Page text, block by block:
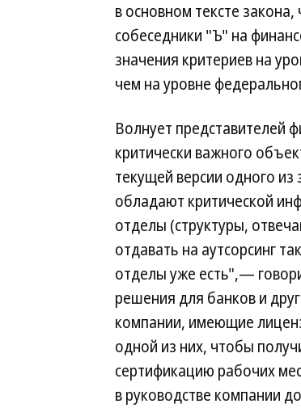
в основном тексте
собеседники "Ъ" на
значения критериев на
чем на уровне
Волнует представителей
критически важного
текущей версии одного
обладают критической
отделы (структуры,
отдавать на аутсорсинг
отделы уже есть",—
решения для банков и
компании, имеющие
одной из них, чтобы
сертификацию рабочих
в руководстве компании